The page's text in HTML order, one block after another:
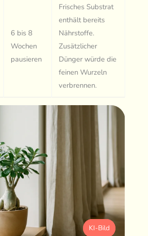
6 bis 8
Wochen
pausieren
Frisches Substrat
enthält bereits
Nährstoffe.
Zusätzlicher
Dünger würde die
feinen Wurzeln
verbrennen.
KI-Bild